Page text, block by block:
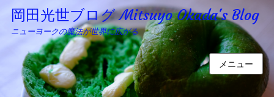
岡田光世ブログ Mitsuyo Okada's Blog
ニューヨークの魔法が世界に広がる
メニュー